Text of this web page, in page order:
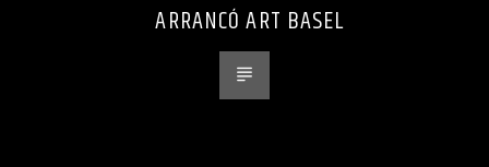
ARRANCÓ ART BASEL